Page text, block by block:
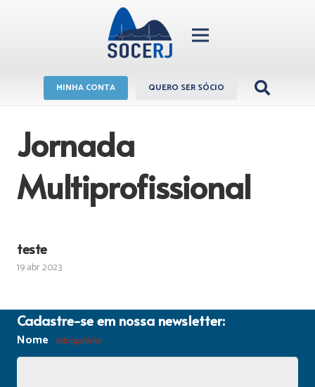
MINHA CONTA QUERO SER SÓCIO
Jornada
Multiprofissional
teste
19 abr 2023
Cadastre-se em nossa newsletter:
Nome (obrigatório)